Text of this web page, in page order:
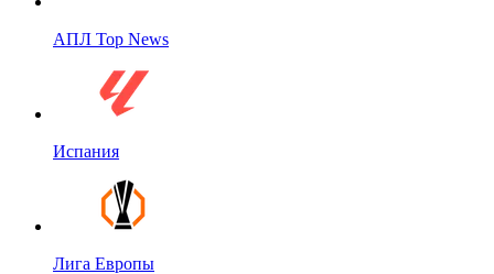
АПЛ Top News
Испания
Лига Европы